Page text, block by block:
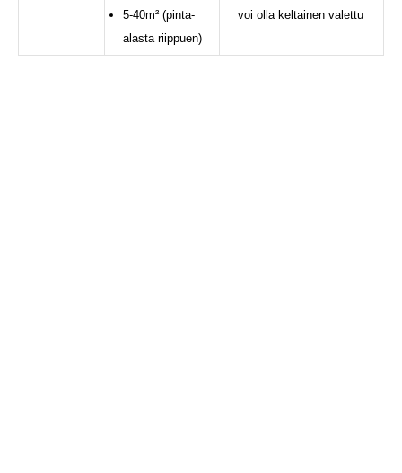
5-40m² (pinta-
alasta riippuen)
voi olla keltainen valettu